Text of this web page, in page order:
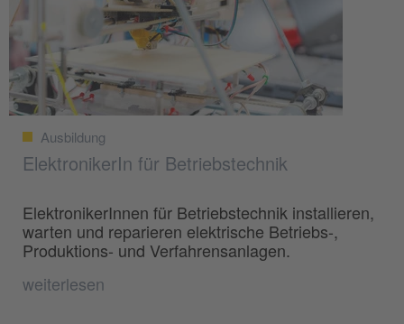
Ausbildung
ElektronikerIn für Betriebstechnik
ElektronikerInnen für Betriebstechnik installieren,
warten und reparieren elektrische Betriebs-,
Produktions- und Verfahrensanlagen.
weiterlesen